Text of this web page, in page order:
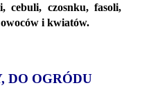
cebuli, czosnku, fasoli,
i kwiatów.
DO OGRÓDU